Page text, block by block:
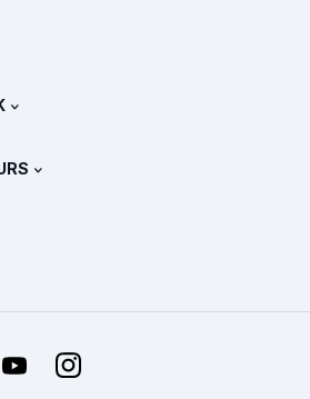
?
YouTubeInstagram